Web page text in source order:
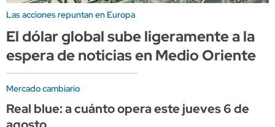
Las acciones repuntan en Europa
El dólar global sube ligeramente a la
espera de noticias en Medio Oriente
Mercado cambiario
Real blue: a cuánto opera este jueves 6 de